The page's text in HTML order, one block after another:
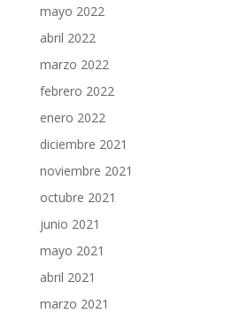
mayo 2022
abril 2022
marzo 2022
febrero 2022
enero 2022
diciembre 2021
noviembre 2021
octubre 2021
junio 2021
mayo 2021
abril 2021
marzo 2021